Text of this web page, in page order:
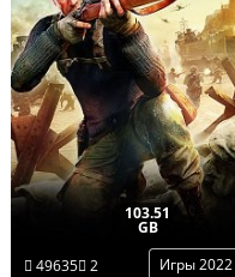
103.51
GB
49635 2 Игры 2022